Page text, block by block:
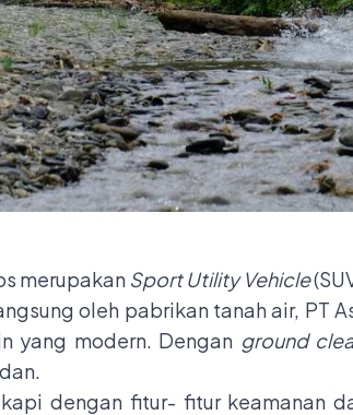
merupakan Sport Utility Vehicle
oleh pabrikan tanah air,
yang modern. Dengan ground
dengan fitur- fitur keamanan